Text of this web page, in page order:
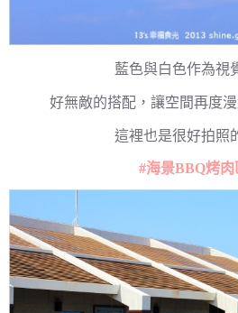
藍色與白色作為視
好無敵的搭配，讓空間再度
這裡也是很好拍照
#海景BBQ烤肉